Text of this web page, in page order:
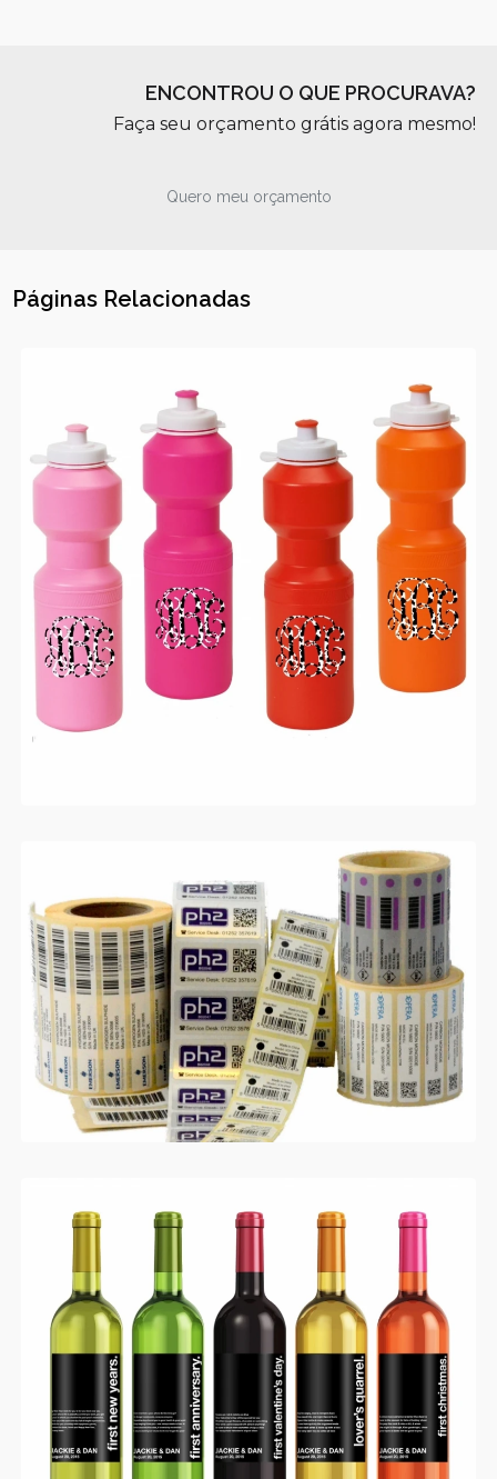
ENCONTROU O QUE PROCURAVA?
Faça seu orçamento grátis agora mesmo!
Quero meu orçamento
Páginas Relacionadas